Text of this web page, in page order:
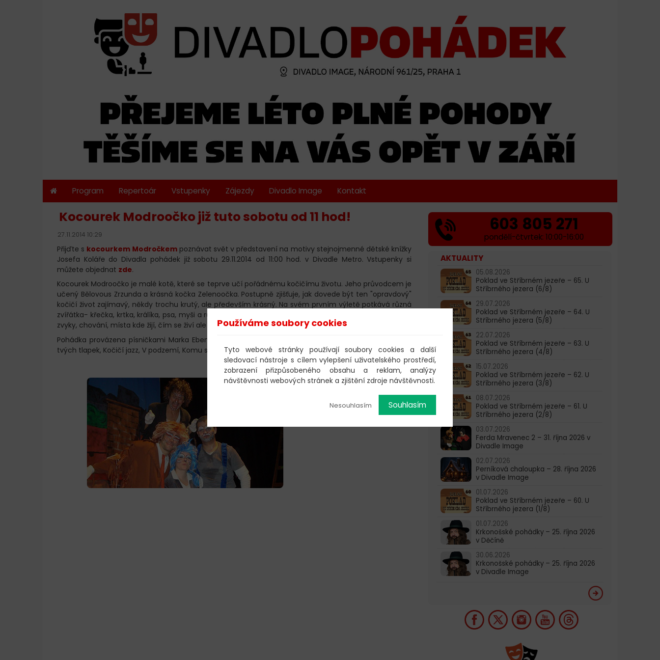
Program Repertoár Vstupenky Zájezdy Divadlo Image Kontakt
Kocourek Modroočko již tuto sobotu od 11 hod!
27.11.2014 10:29
Přijďte s kocourkem Modročkempoznávat svět v představení na motivy stejnojmenné dětské knížky
Josefa Koláře do Divadla pohádek již sobotu 29.11.2014 od 11:00 hod. v Divadle Metro. Vstupenky si
můžete objednat zde.
Kocourek Modroočko je malé kotě, které se teprve učí pořádnému kočičímu životu. Jeho průvodcem je
učený Bělovous Zrzunda a krásná kočka Zelenoočka. Postupně zjišťuje, jak dovede být ten "opravdový"
kočičí život zajímavý, někdy trochu krutý, ale především krásný. Na svém prvním výletě potkává různá
zvířátka- křečka, krtka, králíka, psa, myši a různé kočičí kamarády. On i děti tak mohou poznávat jejich
zvyky, chování, místa kde žijí, čím se živí ale také jak se k nim chová člověk.
Pohádka provázena písničkami Marka Ebena (Blues kočky Zelenoočky, Tlapky klást potichu, Polštářky
tvých tlapek, Kočičí jazz, V podzemí, Komu se nelení a mnohé další).
produkce
603 805 271
pondělí-čtvrtek: 10:00-16:00
AKTUALITY
05.08.2026
Poklad ve Stříbrném jezeře – 65. U
Stříbrného jezera (6/8)
29.07.2026
Poklad ve Stříbrném jezeře – 64. U
Stříbrného jezera (5/8)
22.07.2026
Poklad ve Stříbrném jezeře – 63. U
Stříbrného jezera (4/8)
15.07.2026
Poklad ve Stříbrném jezeře – 62. U
Stříbrného jezera (3/8)
08.07.2026
Poklad ve Stříbrném jezeře – 61. U
Stříbrného jezera (2/8)
03.07.2026
Ferda Mravenec 2 – 31. října 2026 v
Divadle Image
02.07.2026
Perníková chaloupka – 28. října 2026
v Divadle Image
01.07.2026
Poklad ve Stříbrném jezeře – 60. U
Stříbrného jezera (1/8)
01.07.2026
Krkonošské pohádky – 25. října 2026
v Děčíně
30.06.2026
Krkonošské pohádky – 25. října 2026
v Divadle Image
Používáme soubory cookies
Tyto webové stránky používají soubory cookies a další
sledovací nástroje s cílem vylepšení uživatelského prostředí,
zobrazení přizpůsobeného obsahu a reklam, analýzy
návštěvnosti webových stránek a zjištění zdroje návštěvnosti.
Nesouhlasím Souhlasím